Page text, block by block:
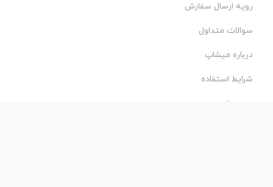
رویه ارسال سفارش
سوالات متداول
درباره میشاپ
شرایط استفاده
حریم خصوصی